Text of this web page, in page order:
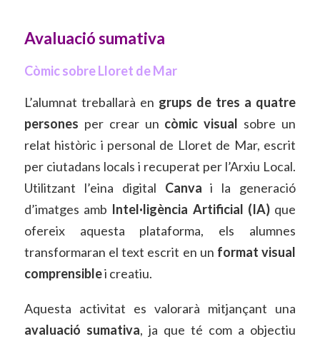
Avaluació sumativa
Còmic sobre Lloret de Mar
L’alumnat treballarà en grups de tres a quatre
persones per crear un còmic visual sobre un
relat històric i personal de Lloret de Mar, escrit
per ciutadans locals i recuperat per l’Arxiu Local.
Utilitzant l’eina digital Canva i la generació
d’imatges amb Intel·ligència Artificial (IA) que
ofereix aquesta plataforma, els alumnes
transformaran el text escrit en un format visual
comprensiblei creatiu.
Aquesta activitat es valorarà mitjançant una
avaluació sumativa, ja que té com a objectiu